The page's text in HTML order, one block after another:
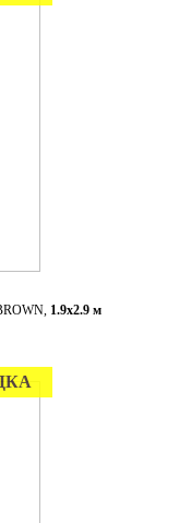
1.9х2.9 м